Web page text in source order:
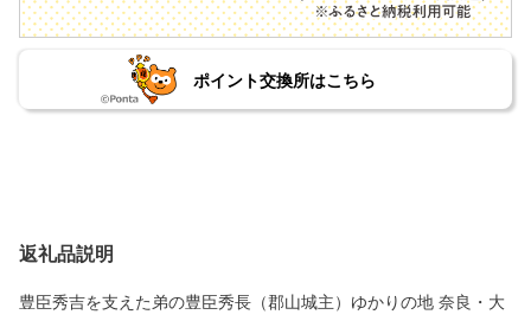
ポイント交換所はこちら
返礼品説明
豊臣秀吉を支えた弟の豊臣秀長（郡山城主）ゆかりの地 奈良・大